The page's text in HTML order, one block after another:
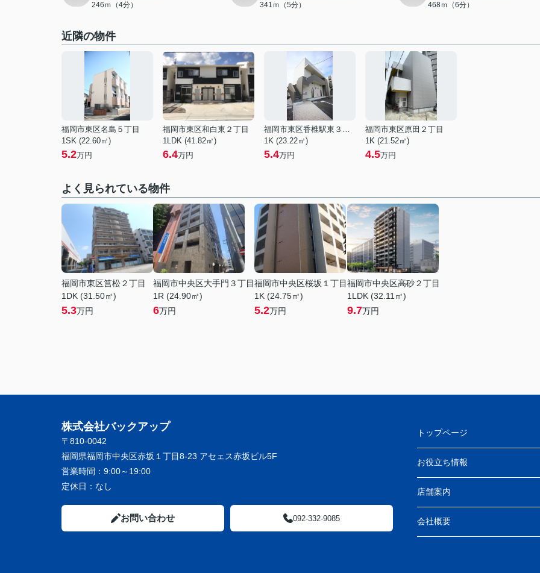
246ｍ（4分） 341ｍ（5分） 468ｍ（6分）
近隣の物件
福岡市東区名島５丁目
1SK (22.60㎡)
5.2万円
福岡市東区和白東２丁目
1LDK (41.82㎡)
6.4万円
福岡市東区香椎駅東３丁目
1K (23.22㎡)
5.4万円
福岡市東区原田２丁目
1K (21.52㎡)
4.5万円
よく見られている物件
福岡市東区筥松２丁目
1DK (31.50㎡)
5.3万円
福岡市中央区大手門３丁目
1R (24.90㎡)
6万円
福岡市中央区桜坂１丁目
1K (24.75㎡)
5.2万円
福岡市中央区高砂２丁目
1LDK (32.11㎡)
9.7万円
株式会社バックアップ
〒810-0042
福岡県福岡市中央区赤坂１丁目8-23 アセェス赤坂ビル5F
営業時間： 9:00～19:00
定休日： なし
お問い合わせ 092-332-9085
トップページ
お役立ち情報
店舗案内
会社概要